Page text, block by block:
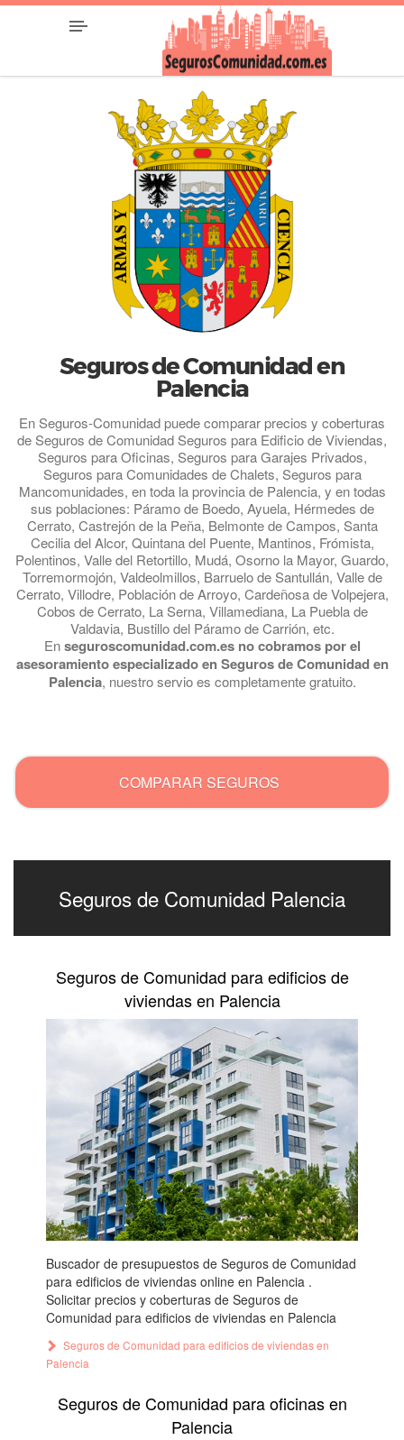
Seguros de Comunidad en
Palencia
En Seguros-Comunidad puede comparar precios y coberturas
de Seguros de Comunidad Seguros para Edificio de Viviendas,
Seguros para Oficinas, Seguros para Garajes Privados,
Seguros para Comunidades de Chalets, Seguros para
Mancomunidades, en toda la provincia de Palencia, y en todas
sus poblaciones: Páramo de Boedo, Ayuela, Hérmedes de
Cerrato, Castrejón de la Peña, Belmonte de Campos, Santa
Cecilia del Alcor, Quintana del Puente, Mantinos, Frómista,
Polentinos, Valle del Retortillo, Mudá, Osorno la Mayor, Guardo,
Torremormojón, Valdeolmillos, Barruelo de Santullán, Valle de
Cerrato, Villodre, Población de Arroyo, Cardeñosa de Volpejera,
Cobos de Cerrato, La Serna, Villamediana, La Puebla de
Valdavia, Bustillo del Páramo de Carrión, etc.
Enseguroscomunidad.com.es no cobramos por el
asesoramiento especializado en Seguros de Comunidad en
Palencia, nuestro servio es completamente gratuito.
COMPARAR SEGUROS
Seguros de Comunidad Palencia
Seguros de Comunidad para edificios de
viviendas en Palencia
Buscador de presupuestos de Seguros de Comunidad
para edificios de viviendas online en Palencia .
Solicitar precios y coberturas de Seguros de
Comunidad para edificios de viviendas en Palencia
Seguros de Comunidad para edificios de viviendas en
Palencia
Seguros de Comunidad para oficinas en
Palencia